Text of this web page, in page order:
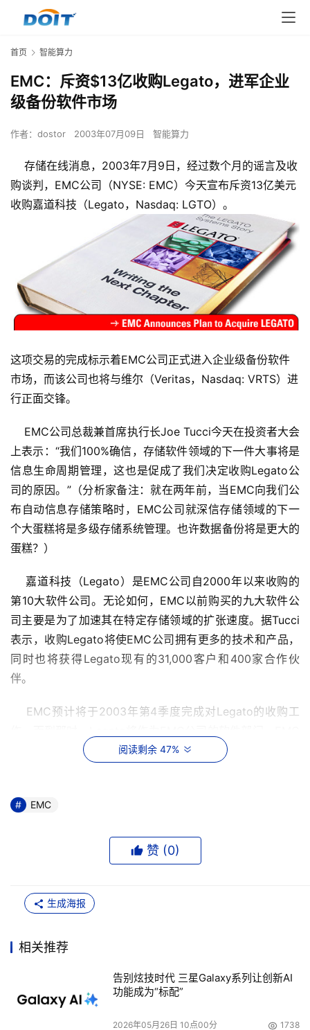
首页 智能算力
EMC：斥资$13亿收购Legato，进军企业
级备份软件市场
作者： dostor 2003年07月09日 智能算力
存储在线消息，2003年7月9日，经过数个月的谣言及收
购谈判，EMC公司（NYSE: EMC）今天宣布斥资13亿美元
收购嘉道科技（Legato，Nasdaq: LGTO）。
这项交易的完成标示着EMC公司正式进入企业级备份软件
市场，而该公司也将与维尔（Veritas，Nasdaq: VRTS）进
行正面交锋。
EMC公司总裁兼首席执行长Joe Tucci今天在投资者大会
上表示：“我们100%确信，存储软件领域的下一件大事将是
信息生命周期管理，这也是促成了我们决定收购Legato公
司的原因。”（分析家备注：就在两年前，当EMC向我们公
布自动信息存储策略时，EMC公司就深信存储领域的下一
个大蛋糕将是多级存储系统管理。也许数据备份将是更大的
蛋糕？）
嘉道科技（Legato）是EMC公司自2000年以来收购的
第10大软件公司。无论如何，EMC以前购买的九大软件公
司主要是为了加速其在特定存储领域的扩张速度。据Tucci
表示，收购Legato将使EMC公司拥有更多的技术和产品，
同时也将获得Legato现有的31,000客户和400家合作伙
伴。
EMC预计将于2003年第4季度完成对Legato的收购工
表示，他们将保留Legato的商标名称，继续保留Legato现
的工程师与研发人员到EMC现有的软件开发组中，Legato
Tivoli管理软件部门的商业模式。而Wright坚信EMC的此次
获得巨大的商机。
EMC和Legato的董事局对Legato公司的裁员情况暂未发
表任何评论，不过业内人士预计Legato将裁员5 ~6%。截
止至目前，EMC在全球拥有17,200名员工，而Legato全球
阅读剩余 47%
EMC
赞 (0)
生成海报
相关推荐
告别炫技时代 三星Galaxy系列让创新AI
功能成为“标配”
2026年05月26日 10点00分 1738